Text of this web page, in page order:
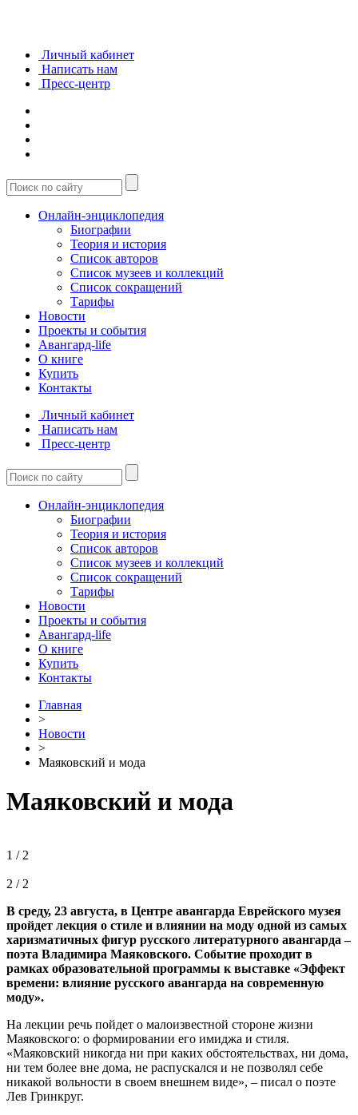
Личный кабинет
Написать нам
Пресс-центр
Онлайн-энциклопедия
Биографии
Теория и история
Список авторов
Список музеев и коллекций
Список сокращений
Тарифы
Новости
Проекты и события
Авангард-life
О книге
Купить
Контакты
Личный кабинет
Написать нам
Пресс-центр
Онлайн-энциклопедия
Биографии
Теория и история
Список авторов
Список музеев и коллекций
Список сокращений
Тарифы
Новости
Проекты и события
Авангард-life
О книге
Купить
Контакты
Главная
>
Новости
>
Маяковский и мода
Маяковский и мода
1 / 2
2 / 2
В среду, 23 августа, в Центре авангарда Еврейского музея
пройдет лекция о стиле и влиянии на моду одной из самых
харизматичных фигур русского литературного авангарда –
поэта Владимира Маяковского. Событие проходит в
рамках образовательной программы к выставке «Эффект
времени: влияние русского авангарда на современную
моду».
На лекции речь пойдет о малоизвестной стороне жизни
Маяковского: о формировании его имиджа и стиля.
«Маяковский никогда ни при каких обстоятельствах, ни дома,
ни тем более вне дома, не распускался и не позволял себе
никакой вольности в своем внешнем виде», – писал о поэте
Лев Гринкруг.